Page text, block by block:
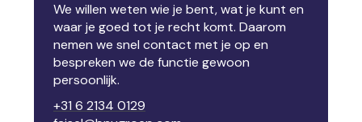
We willen weten wie je bent, wat je kunt en
waar je goed tot je recht komt. Daarom
nemen we snel contact met je op en
bespreken we de functie gewoon
persoonlijk.
+31 6 2134 0129